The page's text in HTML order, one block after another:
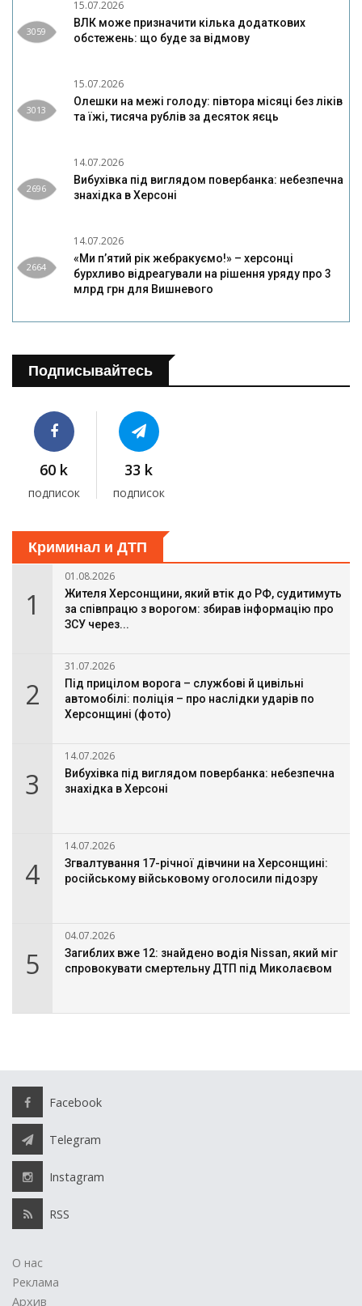
3059
15.07.2026
ВЛК може призначити кілька додаткових
обстежень: що буде за відмову
3013
15.07.2026
Олешки на межі голоду: півтора місяці без ліків
та їжі, тисяча рублів за десяток яєць
2696
14.07.2026
Вибухівка під виглядом повербанка: небезпечна
знахідка в Херсоні
2664
14.07.2026
«Ми п’ятий рік жебракуємо!» – херсонці
бурхливо відреагували на рішення уряду про 3
млрд грн для Вишневого
Подписывайтесь
60 k
подписок
33 k
подписок
Криминал и ДТП
1
01.08.2026
Жителя Херсонщини, який втік до РФ, судитимуть
за співпрацю з ворогом: збирав інформацію про
ЗСУ через...
2
31.07.2026
Під прицілом ворога – службові й цивільні
автомобілі: поліція – про наслідки ударів по
Херсонщині (фото)
3
14.07.2026
Вибухівка під виглядом повербанка: небезпечна
знахідка в Херсоні
4
14.07.2026
Згвалтування 17-річної дівчини на Херсонщині:
російському військовому оголосили підозру
5
04.07.2026
Загиблих вже 12: знайдено водія Nissan, який міг
спровокувати смертельну ДТП під Миколаєвом
Facebook
Telegram
Instagram
RSS
О нас
Реклама
Архив